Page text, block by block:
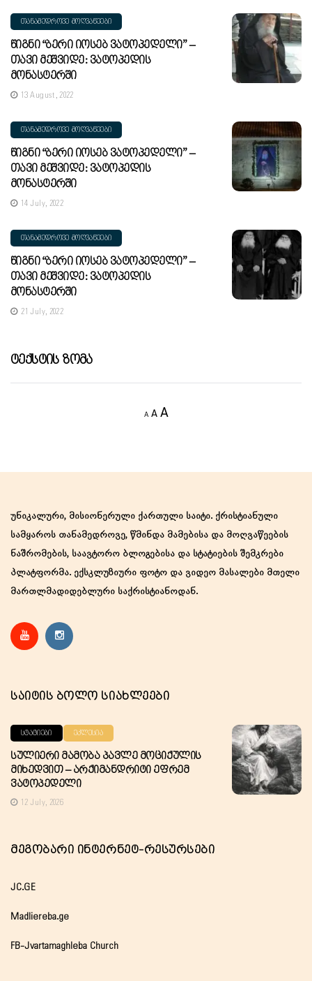
ᲗᲐᲜᲐᲛᲔᲓᲠᲝᲕᲔ ᲛᲝᲦᲕᲐᲬᲔᲔᲑᲘ
Წიგნი “ბერი Იოსებ Ვატოპედელი” –
Თავი Მეშვიდე: Ვატოპედის
Მონასტერში
13 August, 2022
ᲗᲐᲜᲐᲛᲔᲓᲠᲝᲕᲔ ᲛᲝᲦᲕᲐᲬᲔᲔᲑᲘ
Წიგნი “ბერი Იოსებ Ვატოპედელი” –
Თავი Მეშვიდე: Ვატოპედის
Მონასტერში
14 July, 2022
ᲗᲐᲜᲐᲛᲔᲓᲠᲝᲕᲔ ᲛᲝᲦᲕᲐᲬᲔᲔᲑᲘ
Წიგნი “ბერი Იოსებ Ვატოპედელი” –
Თავი Მეშვიდე: Ვატოპედის
Მონასტერში
21 July, 2022
Ტექსტის Ზომა
A
Decrease
A Reset
AIncrease
უნიკალური, მისიონერული ქართული საიტი. ქრისტიანული
სამყაროს თანამედროვე, წმინდა მამებისა და მოღვაწეების
ნაშრომების, საავტორო ბლოგებისა და სტატიების შემკრები
პლატფორმა. ექსკლუზიური ფოტო და ვიდეო მასალები მთელი
მართლმადიდებლური საქრისტიანოდან.
Საიტის Ბოლო Სიახლეები
ᲡᲢᲐᲢᲘᲔᲑᲘ ᲔᲙᲚᲔᲡᲘᲐ
Სულიერი Მამობა Პავლე Მოციქულის
Მიხედვით – Არქიმანდრიტი Ეფრემ
Ვატოპედელი
12 July, 2026
Მეგობარი Ინტერნეტ-Რესურსები
JC.GE
Madliereba.ge
FB-Jvartamaghleba Church